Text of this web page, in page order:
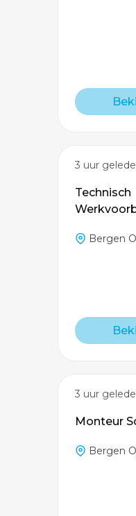
3 uur
Technisch
Bergen
3 uur
Monteur
Bergen